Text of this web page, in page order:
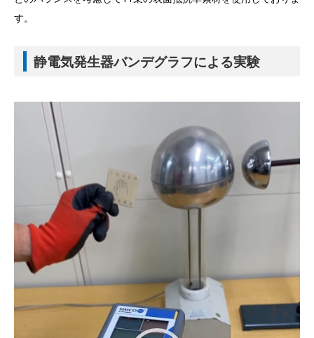
す。
静電気発生器バンデグラフによる実験
ヤ
ー